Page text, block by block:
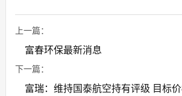
上一篇：
富春环保最新消息
下一篇：
富瑞：维持国泰航空持有评级 目标